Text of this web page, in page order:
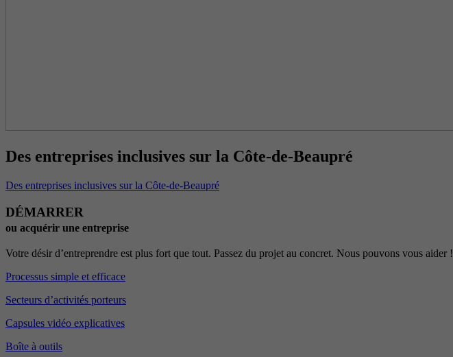
Des entreprises inclusives sur la Côte-de-Beaupré
Des entreprises inclusives sur la Côte-de-Beaupré
DÉMARRER
ou acquérir une entreprise
Votre désir d’entreprendre est plus fort que tout. Passez du projet au concret. Nous pouvons vous aider !
Processus simple et efficace
Secteurs d’activités porteurs
Capsules vidéo explicatives
Boîte à outils